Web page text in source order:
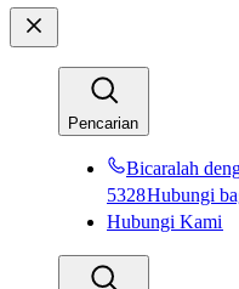
Pencarian​​
Bicaralah
5328​​Hubungi
Hubungi Kami​​